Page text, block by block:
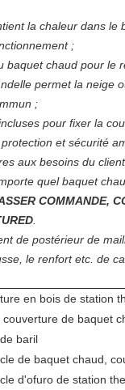
la chaleur dans
;
baquet chaud pour le
permet la neige
;
pour fixer la
et sécurité
aux besoins du
quel baquet
COMMANDE,
de postérieur de
le renfort etc. de
en bois de station
couverture de baquet
baril
de baquet chaud,
d'ofuro de station